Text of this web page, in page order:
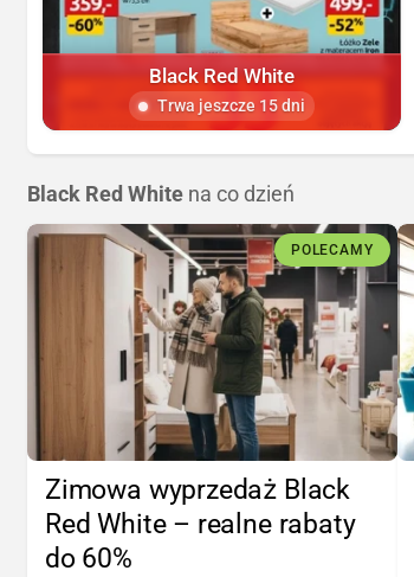
Black Red White
Trwa jeszcze 15 dni
Black Red White na co dzień
POLECAMY
Zimowa wyprzedaż Black
Red White – realne rabaty
do 60%